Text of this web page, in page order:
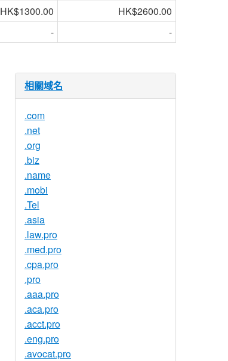
HK$1300.00
HK$2600.00
- -
相關域名
.com
.net
.org
.biz
.name
.mobi
.Tel
.asia
.law.pro
.med.pro
.cpa.pro
.pro
.aaa.pro
.aca.pro
.acct.pro
.eng.pro
.avocat.pro